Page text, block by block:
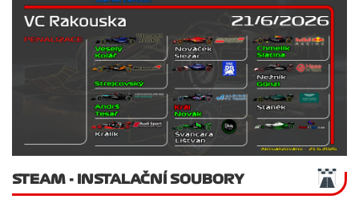
STEAM - INSTALAČNÍ SOUBORY